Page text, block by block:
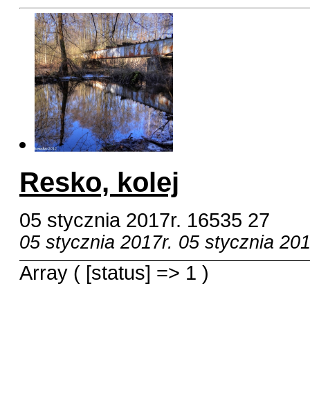
Resko, kolej
05 stycznia 2017r. 16535 27
05 stycznia 2017r. 05 stycznia
Array ( [status] => 1 )